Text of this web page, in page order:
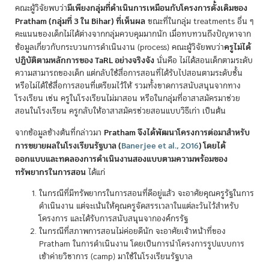
คณะผู้วิจัยพบว่ามีเพียงกลุ่มที่ดำเนินการเหมือนกับโครงการดั้งเดิมของ
Pratham (กลุ่มที่ 3 ใน Bihar) ที่เห็นผลขณะที่ในกลุ่ม treatments อื่น ๆ
คะแนนของเด็กไม่ได้ต่างจากกลุ่มควบคุมมากนัก เมื่อทบทวนถึงปัญหาจาก
ข้อมูลเกี่ยวกับกระบวนการดำเนินงาน (process) คณะผู้วิจัยพบว่าครูไม่ได้
ปฏิบัติตามหลักการของ TaRL อย่างจริงจังนั่นคือ ไม่ได้สอนเด็กตามระดับ
ความสามารถของเด็ก แต่กลับใช้สื่อการสอนที่ได้รับไปสอนตามระดับชั้น
หรือไม่ได้ใช้สื่อการสอนที่เตรียมไว้ให้ รวมทั้งขาดการสนับสนุนจากทาง
โรงเรียน เช่น ครูในโรงเรียนไม่มาสอน หรือในกลุ่มที่อาสาสมัครมาช่วย
สอนในโรงเรียน ครูกลับให้อาสาสมัครช่วยสอนแบบวิธีเก่า เป็นต้น
จากข้อมูลข้างต้นที่กล่าวมา Pratham จึงได้พัฒนาโครงการต่อมาสำหรับ
การขยายผลในโรงเรียนรัฐบาล(Banerjee et al., 2016)โดยได้
ออกแบบและทดลองการดำเนินงานสองแบบตามความพร้อมของ
ทรัพยากรในการสอนได้แก่
ในกรณีที่มีทรัพยากรในการสอนที่ดีอยู่แล้ว จะอาศัยคุณครูรัฐในการ
ดำเนินงาน แต่จะเน้นให้คุณครูจัดสรรเวลาในแต่ละวันไว้สำหรับ
โครงการ และได้รับการสนับสนุนจากองค์กรรัฐ
ในกรณีที่สภาพการสอนไม่ค่อยดีนัก จะอาศัยเจ้าหน้าที่ของ
Pratham ในการดำเนินงาน โดยเป็นการนำโครงการรูปแบบการ
เข้าค่ายวิชาการ (camp) มาใช้ในโรงเรียนรัฐบาล